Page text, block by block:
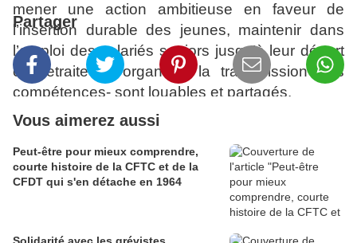
mener une action ambitieuse en faveur de
l’insertion durable des jeunes, maintenir dans
l’emploi des salariés seniors jusqu’à leur départ
en retraite et organiser la transmission des
compétences- sont louables et partagés.
seniors est en effet intolérable. Les uns ne
parviennent à mettre les pieds dans l’entreprise
que d’une façon précaire ; les autres sont
éjectés de leur emploi. Le franchissement du
cap des trois millions de chômeurs ne va
Partager
Vous aimerez aussi
Peut-être pour mieux comprendre,
courte histoire de la CFTC et de la
CFDT qui s'en détache en 1964